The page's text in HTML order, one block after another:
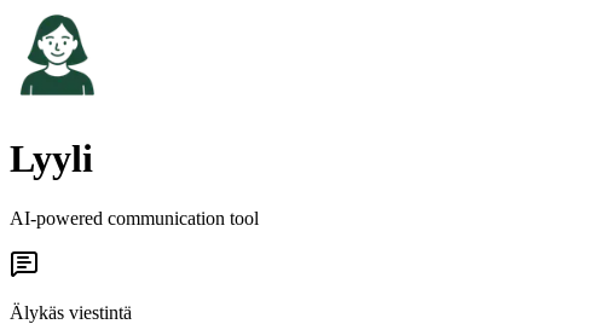
Lyyli
AI-powered communication tool
Älykäs viestintä